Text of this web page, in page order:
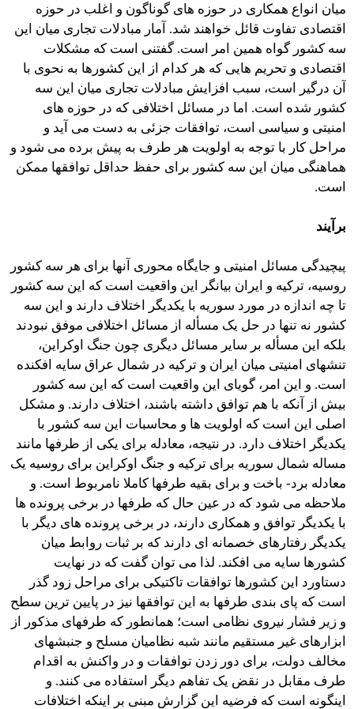
میان انواع همکاری در حوزه های گوناگون و اغلب در حوزه
اقتصادی تفاوت قائل خواهند شد. آمار مبادلات تجاری میان این
سه کشور گواه همین امر است. گفتنی است که مشکلات
اقتصادی و تحریم هایی که هر کدام از این کشورها به نحوی با
آن درگیر است، سبب افزایش مبادلات تجاری میان این سه
کشور شده است. اما در مسائل اختلافی که در حوزه های
امنیتی و سیاسی است، توافقات جزئی به دست می آید و
مراحل کار با توجه به اولویت هر طرف به پیش برده می شود و
هماهنگی میان این سه کشور برای حفظ حداقل توافقها ممکن
است.
برآیند
پیچیدگی مسائل امنیتی و جایگاه محوری آنها برای هر سه کشور
روسیه، ترکیه و ایران بیانگر این واقعیت است که این سه کشور
تا چه اندازه در مورد سوریه با یکدیگر اختلاف دارند و این سه
کشور نه تنها در حل یک مسأله از مسائل اختلافی موفق نبودند
بلکه این مسأله بر سایر مسائل دیگری چون جنگ اوکراین،
تنشهای امنیتی میان ایران و ترکیه در شمال عراق سایه افکنده
است. و این امر، گویای این واقعیت است که این سه کشور
بیش از آنکه با هم توافق داشته باشند، اختلاف دارند. و مشکل
اصلی این است که اولویت ها و محاسبات این سه کشور با
یکدیگر اختلاف دارد. در نتیجه، معادله برای یکی از طرفها مانند
مساله شمال سوریه برای ترکیه و جنگ اوکراین برای روسیه یک
معادله برد- باخت و برای بقیه طرفها کاملا نامربوط است. و
ملاحظه می شود که در عین حال که طرفها در برخی پرونده ها
با یکدیگر توافق و همکاری دارند، در برخی پرونده های دیگر با
یکدیگر رفتارهای خصمانه ای دارند که بر ثبات روابط میان
کشورها سایه می افکند. لذا می توان گفت که در نهایت
دستاورد این کشورها توافقات تاکتیکی برای مراحل زود گذر
است که پای بندی طرفها به این توافقها نیز در پایین ترین سطح
و زیر فشار نیروی نظامی است؛ همانطور که طرفهای مذکور از
ابزارهای غیر مستقیم مانند شبه نظامیان مسلح و جنبشهای
مخالف دولت، برای دور زدن توافقات و در واکنش به اقدام
طرف مقابل در نقض یک تفاهم دیگر استفاده می کنند. و
اینگونه است که فرضیه این گزارش مبنی بر اینکه اختلافات